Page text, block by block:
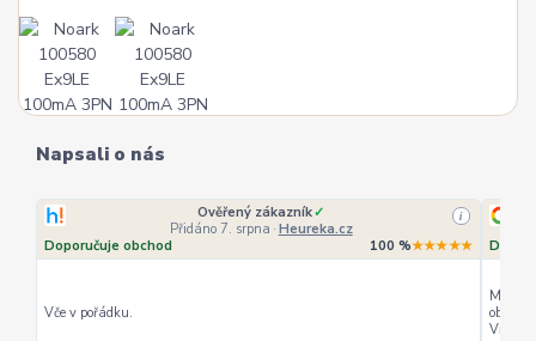
Napsali o nás
Ověřený zákazník✓
Přidáno 7. srpna · Heureka.cz
i
Doporučuje obchod 100 %★★★★★
Vče v pořádku.
Můžu
Vřele